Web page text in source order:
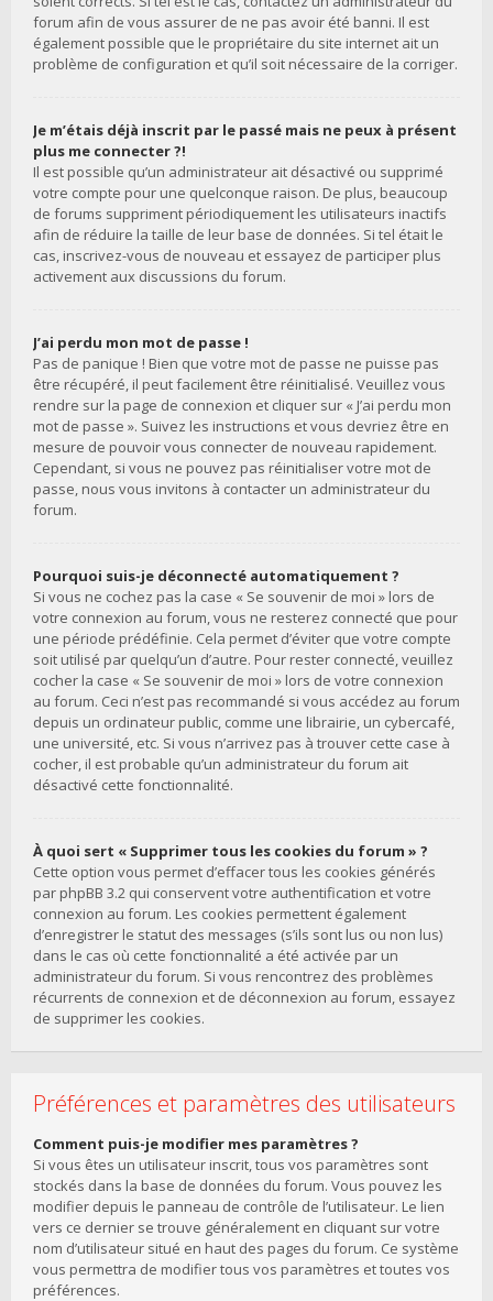
forum afin de vous assurer de ne pas avoir été banni. Il est
également possible que le propriétaire du site internet ait un
problème de configuration et qu’il soit nécessaire de la corriger.
Je m’étais déjà inscrit par le passé mais ne peux à présent
plus me connecter ?!
Il est possible qu’un administrateur ait désactivé ou supprimé
votre compte pour une quelconque raison. De plus, beaucoup
de forums suppriment périodiquement les utilisateurs inactifs
afin de réduire la taille de leur base de données. Si tel était le
cas, inscrivez-vous de nouveau et essayez de participer plus
activement aux discussions du forum.
J’ai perdu mon mot de passe !
Pas de panique ! Bien que votre mot de passe ne puisse pas
être récupéré, il peut facilement être réinitialisé. Veuillez vous
rendre sur la page de connexion et cliquer sur « J’ai perdu mon
mot de passe ». Suivez les instructions et vous devriez être en
mesure de pouvoir vous connecter de nouveau rapidement.
Cependant, si vous ne pouvez pas réinitialiser votre mot de
passe, nous vous invitons à contacter un administrateur du
forum.
Pourquoi suis-je déconnecté automatiquement ?
Si vous ne cochez pas la case « Se souvenir de moi » lors de
votre connexion au forum, vous ne resterez connecté que pour
une période prédéfinie. Cela permet d’éviter que votre compte
soit utilisé par quelqu’un d’autre. Pour rester connecté, veuillez
cocher la case « Se souvenir de moi » lors de votre connexion
au forum. Ceci n’est pas recommandé si vous accédez au forum
depuis un ordinateur public, comme une librairie, un cybercafé,
une université, etc. Si vous n’arrivez pas à trouver cette case à
cocher, il est probable qu’un administrateur du forum ait
désactivé cette fonctionnalité.
À quoi sert « Supprimer tous les cookies du forum » ?
Cette option vous permet d’effacer tous les cookies générés
par phpBB 3.2 qui conservent votre authentification et votre
connexion au forum. Les cookies permettent également
d’enregistrer le statut des messages (s’ils sont lus ou non lus)
dans le cas où cette fonctionnalité a été activée par un
administrateur du forum. Si vous rencontrez des problèmes
récurrents de connexion et de déconnexion au forum, essayez
de supprimer les cookies.
Préférences et paramètres des utilisateurs
Comment puis-je modifier mes paramètres ?
Si vous êtes un utilisateur inscrit, tous vos paramètres sont
stockés dans la base de données du forum. Vous pouvez les
modifier depuis le panneau de contrôle de l’utilisateur. Le lien
vers ce dernier se trouve généralement en cliquant sur votre
nom d’utilisateur situé en haut des pages du forum. Ce système
vous permettra de modifier tous vos paramètres et toutes vos
préférences.